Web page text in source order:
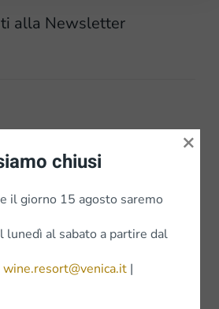
alla Newsletter
chiusi
il giorno 15 agosto saremo
lunedì al sabato a partire dal
wine.resort@venica.it |
×